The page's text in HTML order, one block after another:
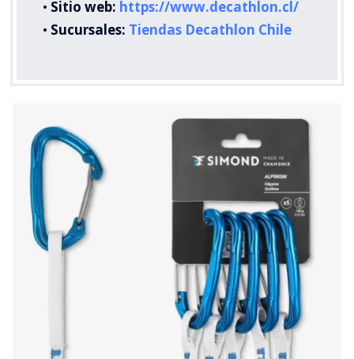
• Sitio web: https://www.decathlon.cl/
• Sucursales: Tiendas Decathlon Chile